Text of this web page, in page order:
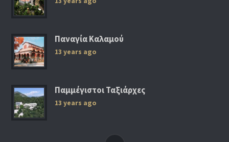
Παναγία Καλαμού
13 years ago
Παμμέγιστοι Ταξιάρχες
13 years ago